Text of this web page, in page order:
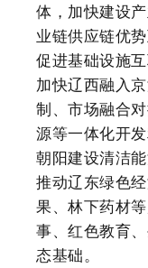
体，加快建设
业链供应链优
促进基础设施互
加快辽西融入
制、市场融合
源等一体化开
朝阳建设清洁能
推动辽东绿色
果、林下药材
事、红色教育
态基础。